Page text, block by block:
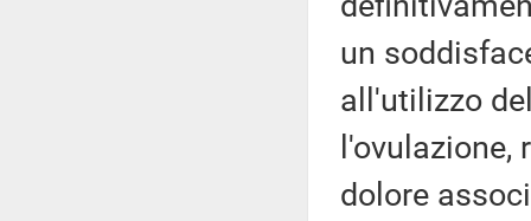
un
all'utilizzo
dolore